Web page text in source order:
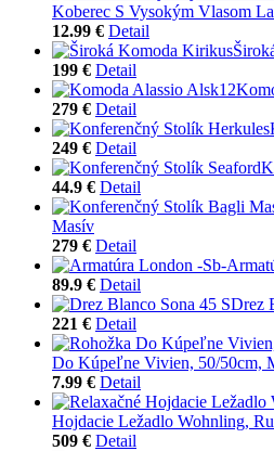
Koberec S Vysokým Vlasom
12.99 € Detail
199 € Detail
279 € Detail
249 € Detail
44.9 € Detail
Masív
279 € Detail
89.9 € Detail
Drez
221 € Detail
Do Kúpeľne Vivien, 50/50cm,
7.99 € Detail
Hojdacie Ležadlo Wohnling,
509 € Detail